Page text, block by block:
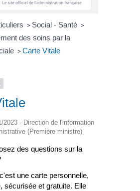
> Social - Santé >
des soins par la
> Carte Vitale
2023 - Direction de l'information
(Première ministre)
des questions sur la
une carte personnelle,
sécurisée et gratuite. Elle